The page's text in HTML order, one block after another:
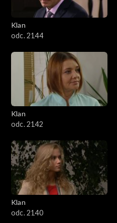
Klan
odc. 2144
Klan
odc. 2142
Klan
odc. 2140